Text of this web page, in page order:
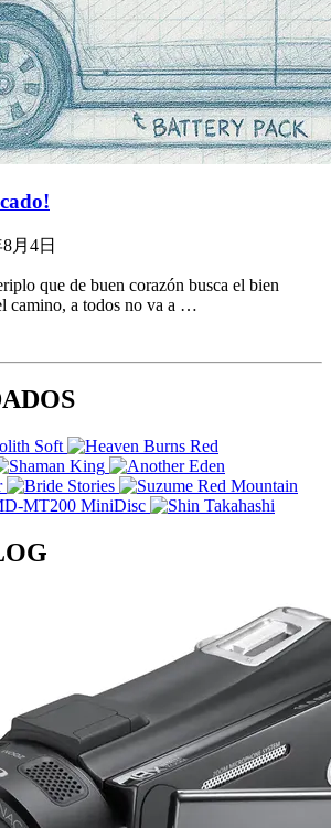
月4日
que de buen corazón busca el bien
camino, a todos no va a …